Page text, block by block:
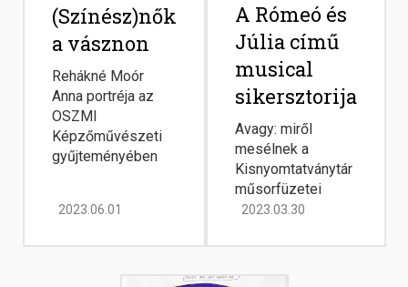
(Színész)nők
a vásznon
Rehákné Moór
Anna portréja az
OSZMI
Képzőművészeti
gyűjteményében
2023.06.01
A Rómeó és
Júlia című
musical
sikersztorija
Avagy: miről
mesélnek a
Kisnyomtatványtár
műsorfüzetei
2023.03.30